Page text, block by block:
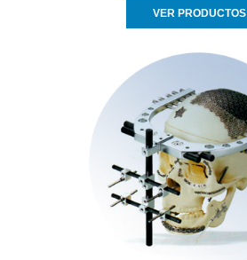
VER PRODUCTOS